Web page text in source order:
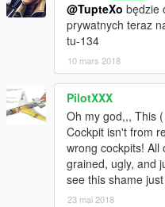
@TupteXo będzie
prywatnych teraz
tu-134
10 mars 2018
PilotXXX
Oh my god,,, This
Cockpit isn't from
wrong cockpits! All
grained, ugly, and
see this shame
23 mai 2018